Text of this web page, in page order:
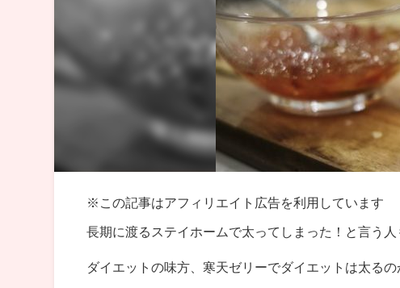
※この記事はアフィリエイト広告を利用しています
長期に渡るステイホームで太ってしまった！と言う人
ダイエットの味方、寒天ゼリーでダイエットは太る